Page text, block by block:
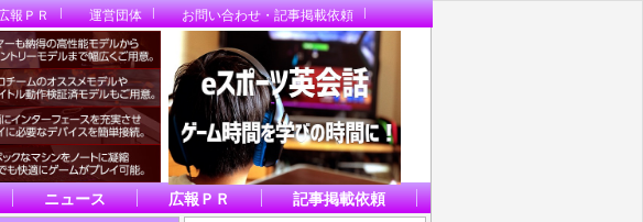
報ＰＲ 運営団体 お問い合わせ・記事掲載依頼
ニュース 広報ＰＲ
記事掲載依頼